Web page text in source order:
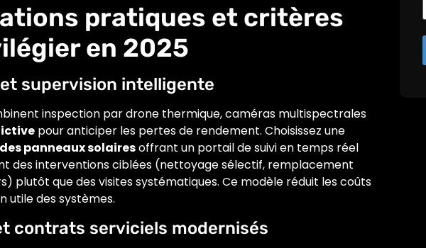
pratiques et critères
en 2025
supervision intelligente
inspection par drone thermique, caméras multispectrales
pour anticiper les pertes de rendement. Choisissez une
panneaux solairesoffrant un portail de suivi en temps réel
des interventions ciblées (nettoyage sélectif, remplacement
plutôt que des visites systématiques. Ce modèle réduit les coûts
utile des systèmes.
contrats serviciels modernisés